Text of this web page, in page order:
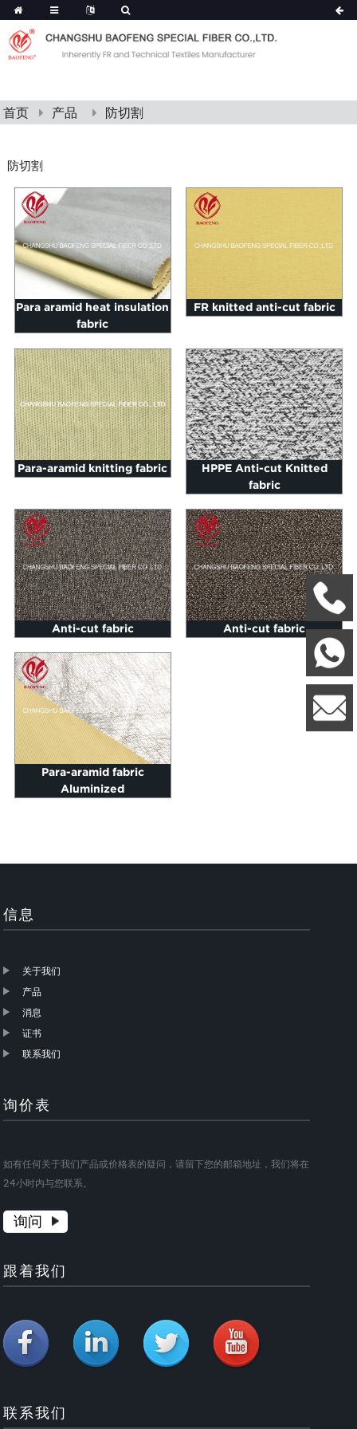
首页 产品 防切割
防切割
Para aramid heat insulation
fabric
FR knitted anti-cut fabric
Para-aramid knitting fabric
HPPE Anti-cut Knitted
fabric
Anti-cut fabric Anti-cut fabric
Para-aramid fabric
Aluminized
信息
关于我们
产品
消息
证书
联系我们
询价表
如有任何关于我们产品或价格表的疑问，请留下您的邮箱地址，我们将在
24小时内与您联系。
询问
跟着我们
联系我们